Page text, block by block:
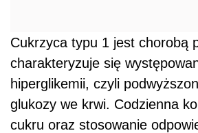
Cukrzyca typu 1 jest chorobą
charakteryzuje się
hiperglikemii, czyli
glukozy we krwi. Codzienna
cukru oraz stosowanie